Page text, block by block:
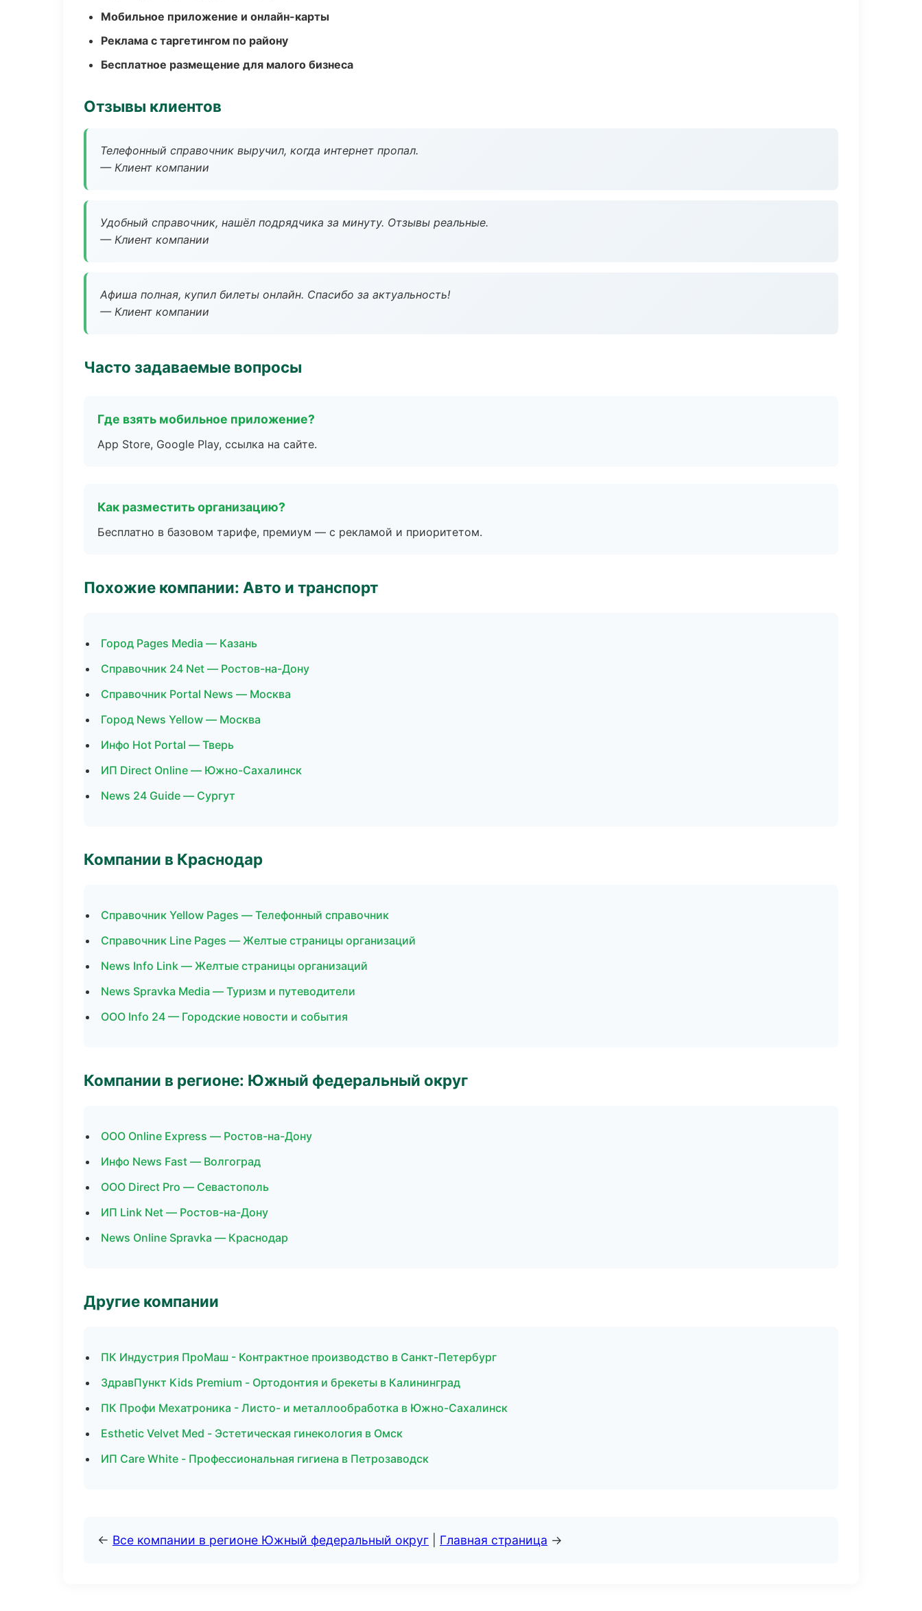
Мобильное приложение и онлайн-карты
Реклама с таргетингом по району
Бесплатное размещение для малого бизнеса
Отзывы клиентов
Телефонный справочник выручил, когда интернет пропал.
— Клиент компании
Удобный справочник, нашёл подрядчика за минуту. Отзывы реальные.
— Клиент компании
Афиша полная, купил билеты онлайн. Спасибо за актуальность!
— Клиент компании
Часто задаваемые вопросы
Где взять мобильное приложение?
App Store, Google Play, ссылка на сайте.
Как разместить организацию?
Бесплатно в базовом тарифе, премиум — с рекламой и приоритетом.
Похожие компании: Авто и транспорт
Город Pages Media — Казань
Справочник 24 Net — Ростов-на-Дону
Справочник Portal News — Москва
Город News Yellow — Москва
Инфо Hot Portal — Тверь
ИП Direct Online — Южно-Сахалинск
News 24 Guide — Сургут
Компании в Краснодар
Справочник Yellow Pages — Телефонный справочник
Справочник Line Pages — Желтые страницы организаций
News Info Link — Желтые страницы организаций
News Spravka Media — Туризм и путеводители
ООО Info 24 — Городские новости и события
Компании в регионе: Южный федеральный округ
ООО Online Express — Ростов-на-Дону
Инфо News Fast — Волгоград
ООО Direct Pro — Севастополь
ИП Link Net — Ростов-на-Дону
News Online Spravka — Краснодар
Другие компании
ПК Индустрия ПроМаш - Контрактное производство в Санкт-Петербург
ЗдравПункт Kids Premium - Ортодонтия и брекеты в Калининград
ПК Профи Мехатроника - Листо- и металлообработка в Южно-Сахалинск
Esthetic Velvet Med - Эстетическая гинекология в Омск
ИП Care White - Профессиональная гигиена в Петрозаводск
← Все компании в регионе Южный федеральный округ Главная страница →